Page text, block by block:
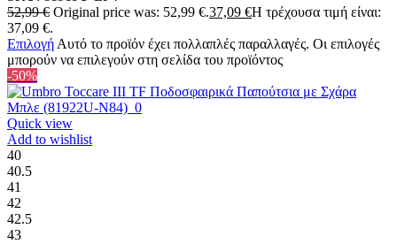
52,99€ Original price was: 52,99 €.37,09 €Η τρέχουσα τιμή είναι:
37,09 €.
ΕπιλογήΑυτό το προϊόν έχει πολλαπλές παραλλαγές. Οι επιλογές
μπορούν να επιλεγούν στη σελίδα του προϊόντος
-50%
Quick view
Add to wishlist
40
40.5
41
42
42.5
43